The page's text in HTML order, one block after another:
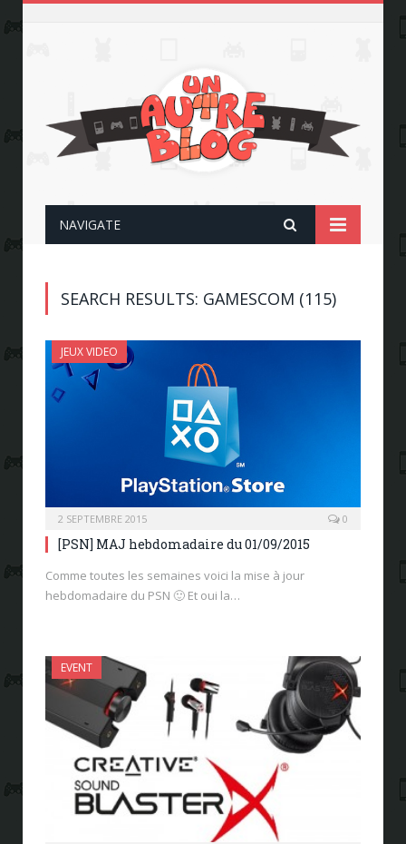
NAVIGATE
SEARCH RESULTS: GAMESCOM (115)
JEUX VIDEO
2 SEPTEMBRE 2015 0
[PSN] MAJ hebdomadaire du 01/09/2015
Comme toutes les semaines voici la mise à jour
hebdomadaire du PSN 🙂 Et oui la…
EVENT